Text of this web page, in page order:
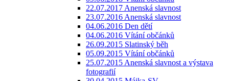
22.07.2017 Anenská slavnost
23.07.2016 Anenská slavnost
04.06.2016 Den dětí
04.06.2016 Vítání občánků
26.09.2015 Slatinský běh
05.09.2015 Vítání občánků
25.07.2015 Anenská slavnost a výstava
fotografií